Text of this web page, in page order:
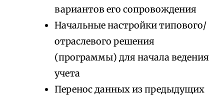
вариантов его сопровождения
Начальные настройки типового/
отраслевого решения
(программы) для начала ведения
учета
Перенос данных из предыдущих